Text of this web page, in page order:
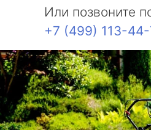
Или позвоните
+7 (499) 113-